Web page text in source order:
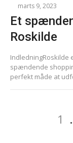
marts 9, 2023
Et
Roskilde
IndledningRoskilde
spændende
perfekt måde at
Side
1